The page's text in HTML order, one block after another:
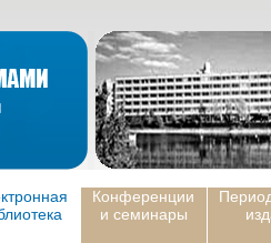
Конференции
и семинары